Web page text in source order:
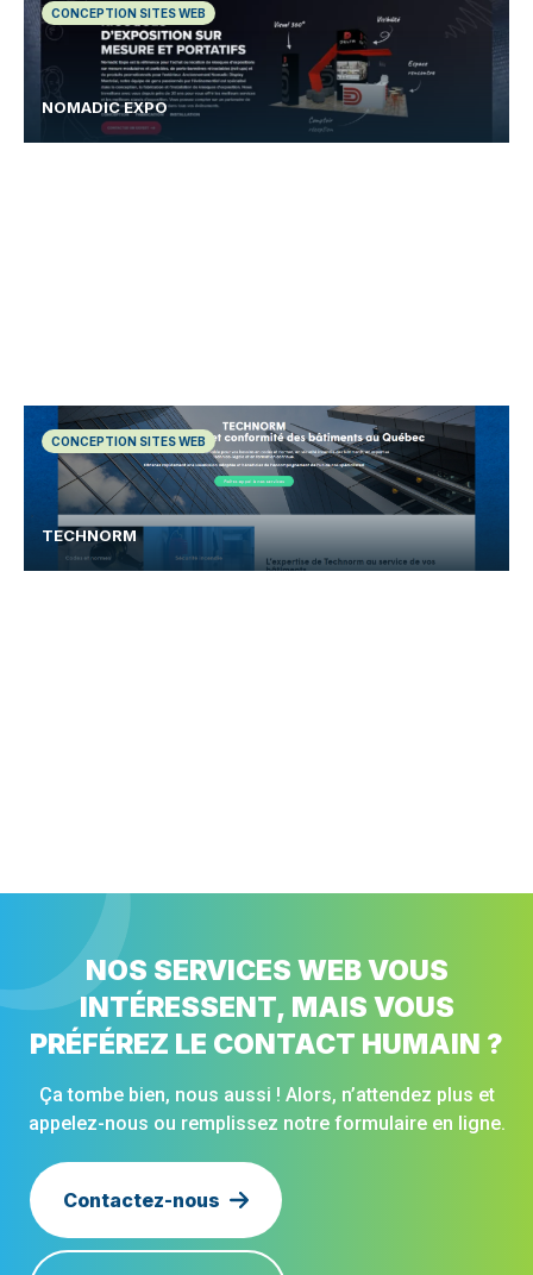
CONCEPTION SITES WEB
NOMADIC EXPO
CONCEPTION SITES WEB
TECHNORM
NOS SERVICES WEB VOUS
INTÉRESSENT, MAIS VOUS
PRÉFÉREZ LE CONTACT HUMAIN ?
Ça tombe bien, nous aussi ! Alors, n’attendez plus et
appelez-nous ou remplissez notre formulaire en ligne.
Contactez-nous